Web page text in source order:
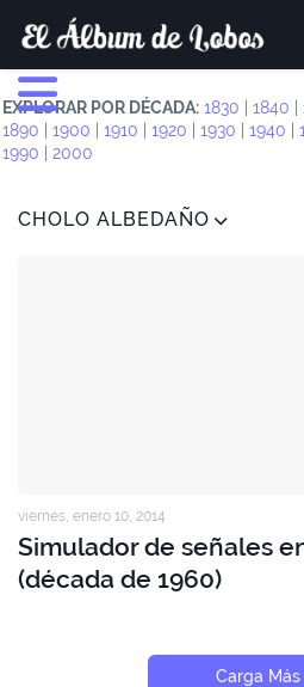
EXPLORAR POR DÉCADA: 1830 1840
1890
1900 1910 1920 1930 1940
1990
2000
CHOLO ALBEDAÑO
viernes, enero 10, 2014
Simulador de señales
(década de 1960)
Carga Más